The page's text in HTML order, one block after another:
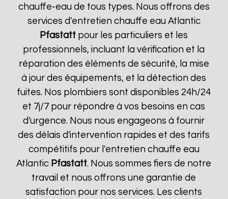
chauffe-eau de tous types. Nous offrons des
services d'entretien chauffe eau Atlantic
Pfastatt pour les particuliers et les
professionnels, incluant la vérification et la
réparation des éléments de sécurité, la mise
à jour des équipements, et la détection des
fuites. Nos plombiers sont disponibles 24h/24
et 7j/7 pour répondre à vos besoins en cas
d'urgence. Nous nous engageons à fournir
des délais d'intervention rapides et des tarifs
compétitifs pour l'entretien chauffe eau
Atlantic Pfastatt. Nous sommes fiers de notre
travail et nous offrons une garantie de
satisfaction pour nos services. Les clients